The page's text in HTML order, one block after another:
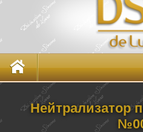
Нейтрализатор